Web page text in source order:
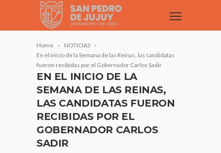
Home
NOTICIAS
En el inicio de la Semana de las Reinas, las candidatas
fueron recibidas por el Gobernador Carlos Sadir
EN EL INICIO DE LA
SEMANA DE LAS REINAS,
LAS CANDIDATAS FUERON
RECIBIDAS POR EL
GOBERNADOR CARLOS
SADIR